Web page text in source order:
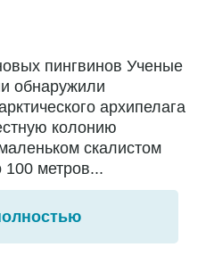
пингвинов Ученые
обнаружили
архипелага
колонию
скалистом
100 метров...